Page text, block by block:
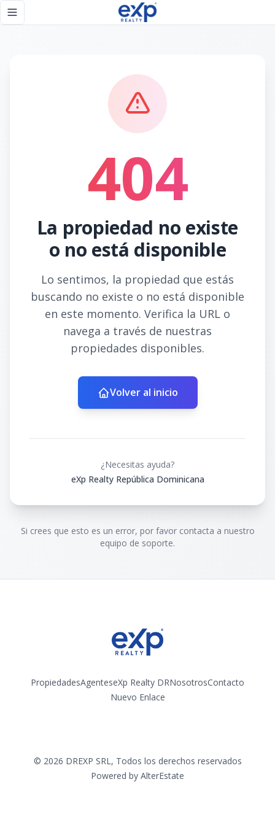
Toggle navigation menu
404
La propiedad no existe
o no está disponible
Lo sentimos, la propiedad que estás
buscando no existe o no está disponible
en este momento. Verifica la URL o
navega a través de nuestras
propiedades disponibles.
Volver al inicio
¿Necesitas ayuda?
eXp Realty República Dominicana
Si crees que esto es un error, por favor contacta a nuestro
equipo de soporte.
PropiedadesAgenteseXp Realty DRNosotrosContacto
Nuevo Enlace
© 2026 DREXP SRL, Todos los derechos reservados
Powered by AlterEstate
Página no encontrada - eXp Realty República Dominicana